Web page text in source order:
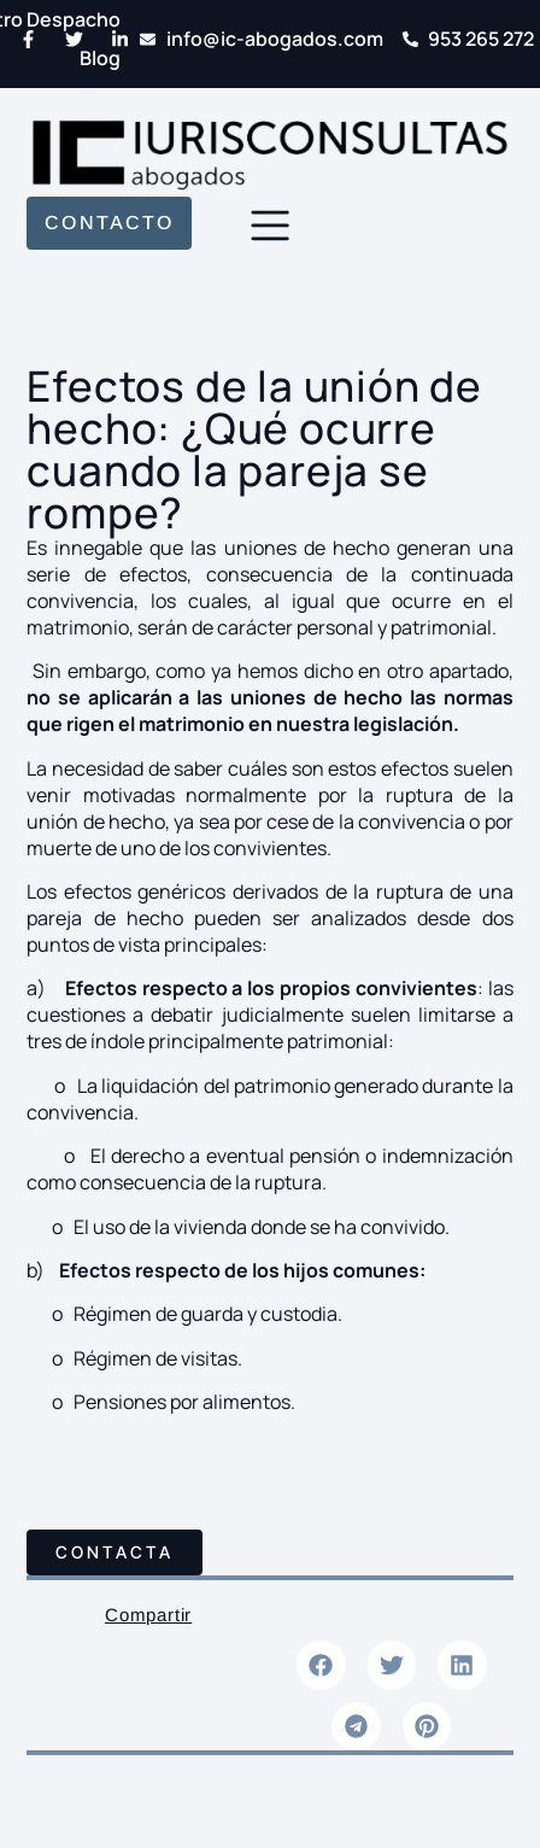
Despacho
Blog
info@ic-abogados.com 953 265 272
CONTACTO
Efectos de la unión de
hecho: ¿Qué ocurre
cuando la pareja se
rompe?
Es innegable que las uniones de hecho generan una
serie de efectos, consecuencia de la continuada
convivencia, los cuales, al igual que ocurre en el
matrimonio, serán de carácter personal y patrimonial.
Sin embargo, como ya hemos dicho en otro apartado,
no se aplicarán a las uniones de hecho las normas
que rigen el matrimonio en nuestra legislación.
La necesidad de saber cuáles son estos efectos suelen
venir motivadas normalmente por la ruptura de la
unión de hecho, ya sea por cese de la convivencia o por
muerte de uno de los convivientes.
Los efectos genéricos derivados de la ruptura de una
pareja de hecho pueden ser analizados desde dos
puntos de vista principales:
a) Efectos respecto a los propios convivientes: las
cuestiones a debatir judicialmente suelen limitarse a
tres de índole principalmente patrimonial:
o La liquidación del patrimonio generado durante la
convivencia.
o El derecho a eventual pensión o indemnización
como consecuencia de la ruptura.
o El uso de la vivienda donde se ha convivido.
b)
Efectos respecto de los hijos comunes:
o Régimen de guarda y custodia.
o Régimen de visitas.
o Pensiones por alimentos.
CONTACTA
Compartir